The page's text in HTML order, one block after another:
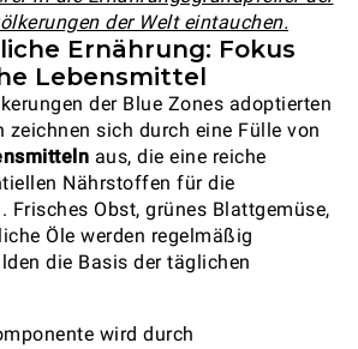
der Welt eintauchen.
Ernährung: Fokus
Lebensmittel
der Blue Zones adoptierten
zeichnen sich durch eine Fülle von
aus, die eine reiche
Nährstoffen für die
Frisches Obst, grünes Blattgemüse,
Öle werden regelmäßig
die Basis der täglichen
wird durch